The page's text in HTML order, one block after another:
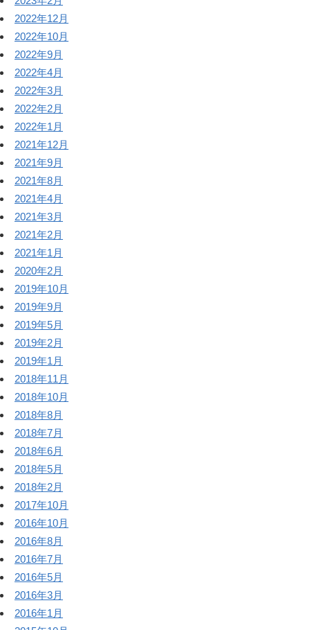
2022年12月
2022年10月
2022年9月
2022年4月
2022年3月
2022年2月
2022年1月
2021年12月
2021年9月
2021年8月
2021年4月
2021年3月
2021年2月
2021年1月
2020年2月
2019年10月
2019年9月
2019年5月
2019年2月
2019年1月
2018年11月
2018年10月
2018年8月
2018年7月
2018年6月
2018年5月
2018年2月
2017年10月
2016年10月
2016年8月
2016年7月
2016年5月
2016年3月
2016年1月